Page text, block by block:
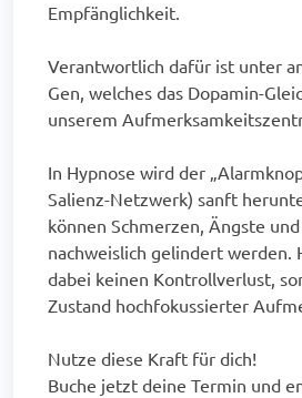
Empfänglichkeit.
Verantwortlich dafür ist unter
Gen, welches das Dopamin-
unserem
In Hypnose wird der
Salienz-Netzwerk) sanft
können Schmerzen, Ängste
nachweislich gelindert werden.
dabei keinen Kontrollverlust,
Zustand hochfokussierter
Nutze diese Kraft für dich!
Buche jetzt deine Termin und